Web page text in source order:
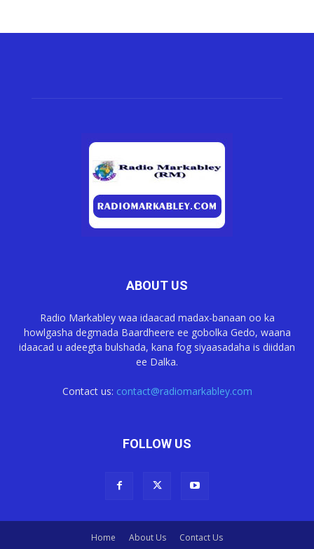
ABOUT US
Radio Markabley waa idaacad madax-banaan oo ka
howlgasha degmada Baardheere ee gobolka Gedo, waana
idaacad u adeegta bulshada, kana fog siyaasadaha is diiddan
ee Dalka.
Contact us: contact@radiomarkabley.com
FOLLOW US
Home About Us Contact Us